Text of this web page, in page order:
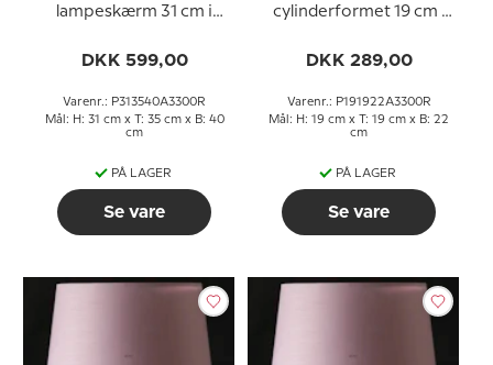
lampeskærm 31 cm i
DKK 599,00
Varenr.: P313540A3300R
Mål: H: 31 cm x T: 35 cm x B: 40
cm
PÅ LAGER
Se vare
cylinderformet 19 cm i
DKK 289,00
Varenr.: P191922A3300R
Mål: H: 19 cm x T: 19 cm x B: 22
cm
PÅ LAGER
Se vare